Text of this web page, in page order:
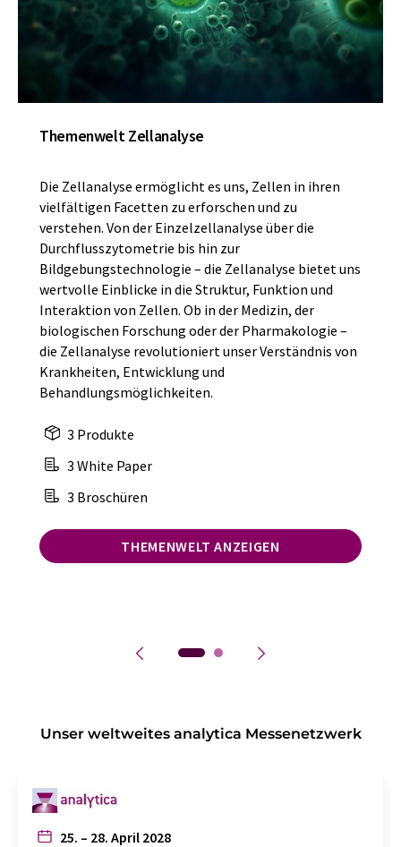
Themenwelt Zellanalyse
Die Zellanalyse ermöglicht es uns, Zellen in ihren
vielfältigen Facetten zu erforschen und zu
verstehen. Von der Einzelzellanalyse über die
Durchflusszytometrie bis hin zur
Bildgebungstechnologie – die Zellanalyse bietet uns
wertvolle Einblicke in die Struktur, Funktion und
Interaktion von Zellen. Ob in der Medizin, der
biologischen Forschung oder der Pharmakologie –
die Zellanalyse revolutioniert unser Verständnis von
Krankheiten, Entwicklung und
Behandlungsmöglichkeiten.
3 Produkte
3 White Paper
3 Broschüren
THEMENWELT ANZEIGEN
Unser weltweites analytica Messenetzwerk
25. – 28. April 2028